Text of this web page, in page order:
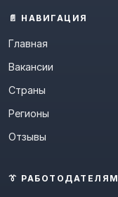
📄 НАВИГАЦИЯ
Главная
Вакансии
Страны
Регионы
Отзывы
👔 РАБОТОДАТЕЛЯМ